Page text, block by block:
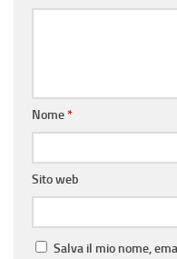
Nome*
Sito web
Salva il mio nome,